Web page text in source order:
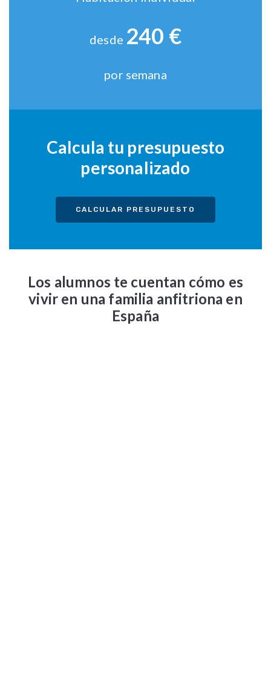
desde 240 €
por semana
Calcula tu presupuesto
personalizado
CALCULAR PRESUPUESTO
Los alumnos te cuentan cómo es
vivir en una familia anfitriona en
España